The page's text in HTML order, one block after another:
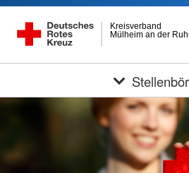
Mülheim an der
Kreisverband